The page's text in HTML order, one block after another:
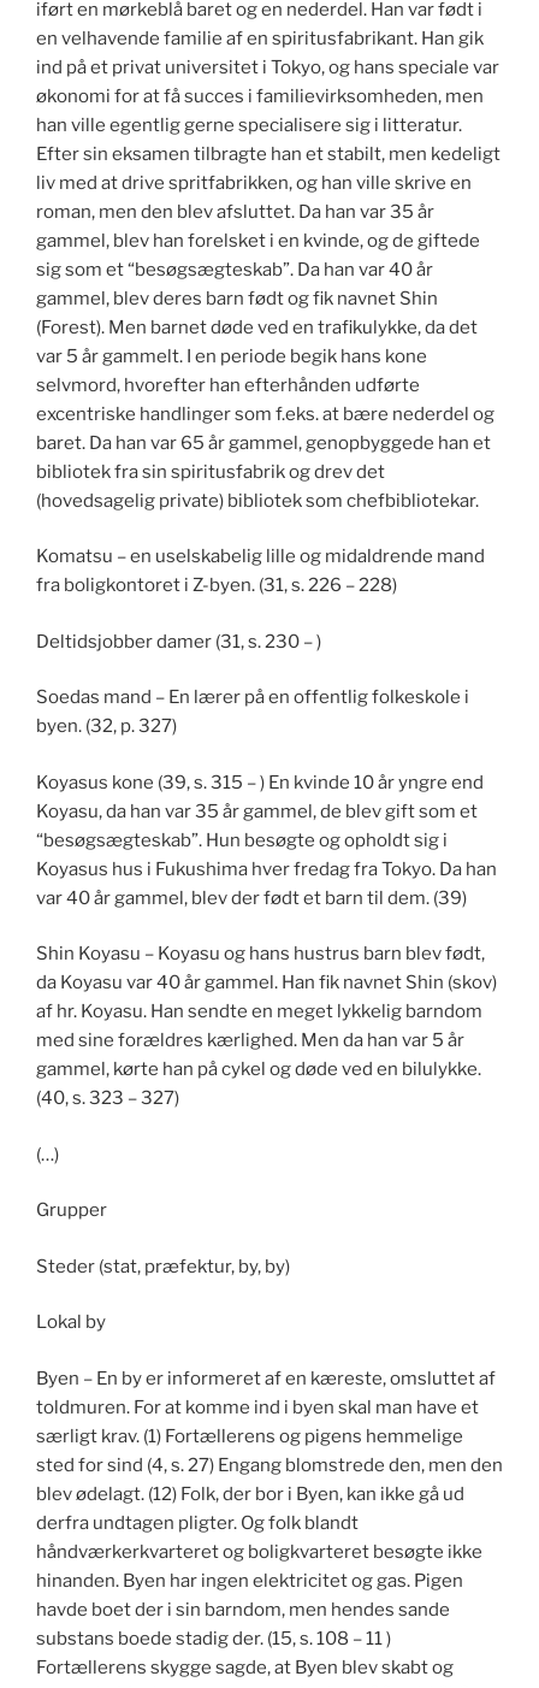
iført en mørkeblå baret og en nederdel. Han var født i
en velhavende familie af en spiritusfabrikant. Han gik
ind på et privat universitet i Tokyo, og hans speciale var
økonomi for at få succes i familievirksomheden, men
han ville egentlig gerne specialisere sig i litteratur.
Efter sin eksamen tilbragte han et stabilt, men kedeligt
liv med at drive spritfabrikken, og han ville skrive en
roman, men den blev afsluttet. Da han var 35 år
gammel, blev han forelsket i en kvinde, og de giftede
sig som et “besøgsægteskab”. Da han var 40 år
gammel, blev deres barn født og fik navnet Shin
(Forest). Men barnet døde ved en trafikulykke, da det
var 5 år gammelt. I en periode begik hans kone
selvmord, hvorefter han efterhånden udførte
excentriske handlinger som f.eks. at bære nederdel og
baret. Da han var 65 år gammel, genopbyggede han et
bibliotek fra sin spiritusfabrik og drev det
(hovedsagelig private) bibliotek som chefbibliotekar.
Komatsu – en uselskabelig lille og midaldrende mand
fra boligkontoret i Z-byen. (31, s. 226 – 228)
Deltidsjobber damer (31, s. 230 – )
Soedas mand – En lærer på en offentlig folkeskole i
byen. (32, p. 327)
Koyasus kone (39, s. 315 – ) En kvinde 10 år yngre end
Koyasu, da han var 35 år gammel, de blev gift som et
“besøgsægteskab”. Hun besøgte og opholdt sig i
Koyasus hus i Fukushima hver fredag fra Tokyo. Da han
var 40 år gammel, blev der født et barn til dem. (39)
Shin Koyasu – Koyasu og hans hustrus barn blev født,
da Koyasu var 40 år gammel. Han fik navnet Shin (skov)
af hr. Koyasu. Han sendte en meget lykkelig barndom
med sine forældres kærlighed. Men da han var 5 år
gammel, kørte han på cykel og døde ved en bilulykke.
(40, s. 323 – 327)
(…)
Grupper
Steder (stat, præfektur, by, by)
Lokal by
Byen – En by er informeret af en kæreste, omsluttet af
toldmuren. For at komme ind i byen skal man have et
særligt krav. (1) Fortællerens og pigens hemmelige
sted for sind (4, s. 27) Engang blomstrede den, men den
blev ødelagt. (12) Folk, der bor i Byen, kan ikke gå ud
derfra undtagen pligter. Og folk blandt
håndværkerkvarteret og boligkvarteret besøgte ikke
hinanden. Byen har ingen elektricitet og gas. Pigen
havde boet der i sin barndom, men hendes sande
substans boede stadig der. (15, s. 108 – 11 )
Fortællerens skygge sagde, at Byen blev skabt og